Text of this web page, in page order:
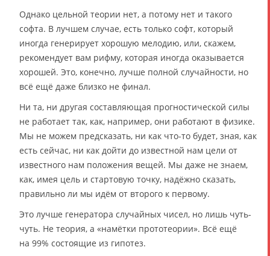
Однако цельной теории нет, а потому нет и такого
софта. В лучшем случае, есть только софт, который
иногда генерирует хорошую мелодию, или, скажем,
рекомендует вам рифму, которая иногда оказывается
хорошей. Это, конечно, лучше полной случайности, но
всё ещё даже близко не финал.
Ни та, ни другая составляющая прогностической силы
не работает так, как, например, они работают в физике.
Мы не можем предсказать, ни как что-то будет, зная, как
есть сейчас, ни как дойти до известной нам цели от
известного нам положения вещей. Мы даже не знаем,
как, имея цель и стартовую точку, надёжно сказать,
правильно ли мы идём от второго к первому.
Это лучше генератора случайных чисел, но лишь чуть-
чуть. Не теория, а «намётки прототеории». Всё ещё
на 99% состоящие из гипотез.